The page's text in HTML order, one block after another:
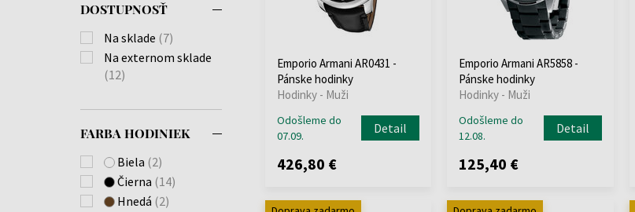
Kappa(+3)
Lacroix
(+2)
Lambda
(+1)
Luigi
Mario Green(+1)
Mia(+6)
Paolo(+1)
Racer(+5)
Renato(+10)
DOSTUPNOSŤ
Na sklade (7)
Na externom sklade
(12)
FARBA HODINIEK
Biela (2)
Čierna (14)
Hnedá (2)
Emporio Armani AR0431 -
Pánske hodinky
Hodinky - Muži
Odošleme do
07.09.
Detail
426,80 €
Emporio Armani AR5858 -
Pánske hodinky
Hodinky - Muži
Odošleme do
12.08.
Detail
125,40 €